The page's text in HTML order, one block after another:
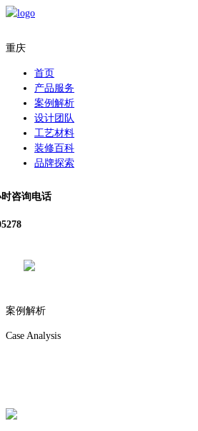
重庆
首页
产品服务
案例解析
设计团队
工艺材料
装修百科
品牌探索
咨询电话
案例解析
Case Analysis